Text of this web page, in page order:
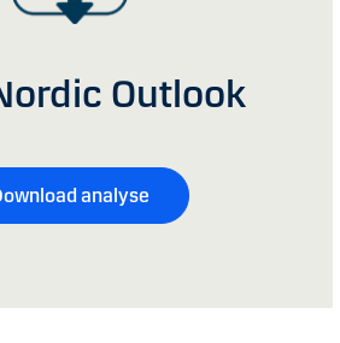
Outlook
analyse